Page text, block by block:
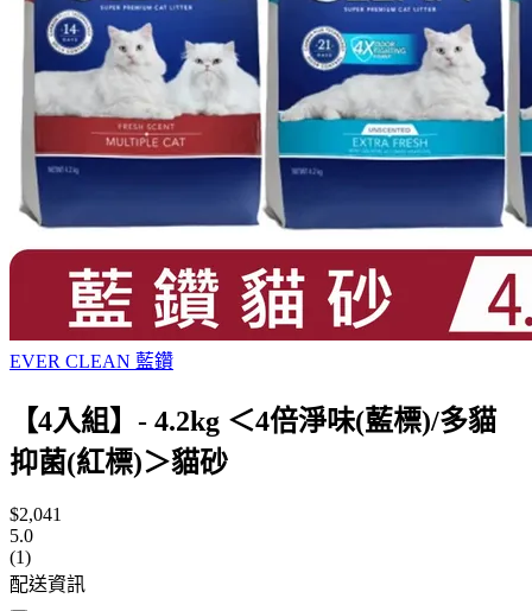
EVER CLEAN 藍鑽
【4入組】- 4.2kg ＜4倍淨味(藍標)/多貓
抑菌(紅標)＞貓砂
$2,041
5.0
(1)
配送資訊